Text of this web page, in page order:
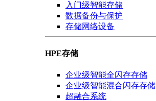
入门级智能存储
数据备份与保护
存储网络设备
HPE存储
企业级智能全闪存存储
企业级智能混合闪存存储
超融合系统